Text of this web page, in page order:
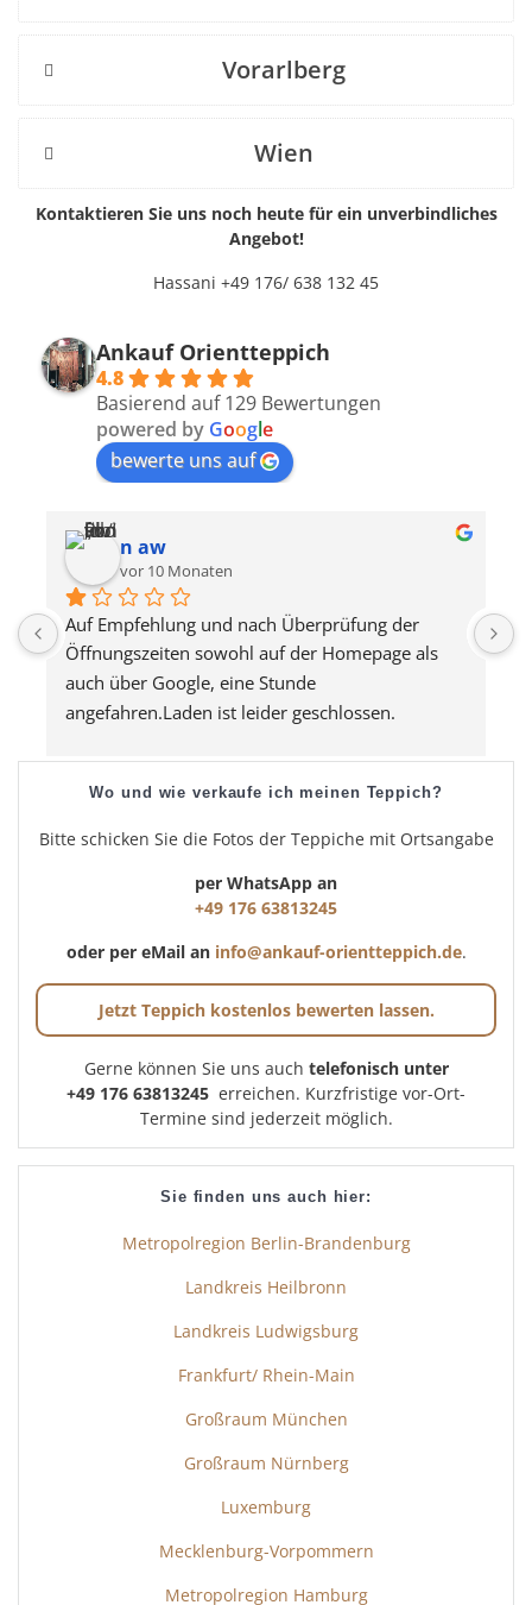
Vorarlberg
Wien
Kontaktieren Sie uns noch heute für ein unverbindliches
Angebot!
Hassani +49 176/ 638 132 45
Ankauf Orientteppich
4.8
Basierend auf 129 Bewertungen
powered by Google
bewerte uns auf
n aw
vor 10 Monaten
Auf Empfehlung und nach Überprüfung der
Öffnungszeiten sowohl auf der Homepage als
auch über Google, eine Stunde
angefahren.Laden ist leider geschlossen.
der Umgebung. Unmöglich!Macht eine weitere
Stunde Rückfahrt, umsonst...
Wo und wie verkaufe ich meinen Teppich?
Bitte schicken Sie die Fotos der Teppiche mit Ortsangabe
per WhatsApp an
+49 176 63813245
oder per eMail an info@ankauf-orientteppich.de.
Jetzt Teppich kostenlos bewerten lassen.
Gerne können Sie uns auch telefonisch unter
+49 176 63813245 erreichen. Kurzfristige vor-Ort-
Termine sind jederzeit möglich.
Sie finden uns auch hier:
Metropolregion Berlin-Brandenburg
Landkreis Heilbronn
Landkreis Ludwigsburg
Frankfurt/ Rhein-Main
Großraum München
Großraum Nürnberg
Luxemburg
Mecklenburg-Vorpommern
Metropolregion Hamburg